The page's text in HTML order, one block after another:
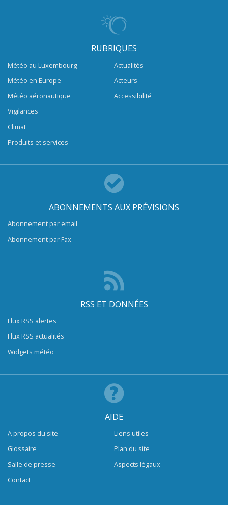
RUBRIQUES
Météo au Luxembourg
Météo en Europe
Météo aéronautique
Vigilances
Climat
Produits et services
Actualités
Acteurs
Accessibilité
ABONNEMENTS AUX PRÉVISIONS
Abonnement par email
Abonnement par Fax
RSS ET DONNÉES
Flux RSS alertes
Flux RSS actualités
Widgets météo
AIDE
A propos du site
Glossaire
Salle de presse
Contact
Liens utiles
Plan du site
Aspects légaux